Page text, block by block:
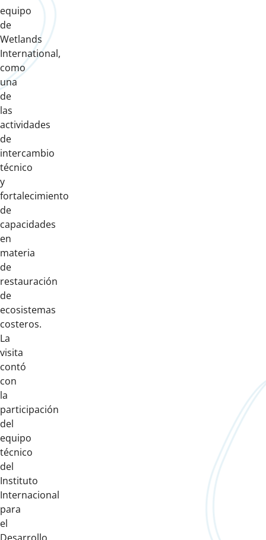
equipo
de
Wetlands
International,
como
una
de
las
actividades
de
intercambio
técnico
y
fortalecimiento
de
capacidades
en
materia
de
restauración
de
ecosistemas
costeros.
La
visita
contó
con
la
participación
del
equipo
técnico
del
Instituto
Internacional
para
el